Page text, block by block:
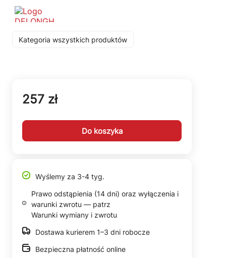
Kategoria wszystkich produktów
257 zł
Do koszyka
Wyślemy za 3-4 tyg.
Prawo odstąpienia (14 dni) oraz wyłączenia i
warunki zwrotu — patrz
Warunki wymiany i zwrotu
Dostawa kurierem 1–3 dni robocze
Bezpieczna płatność online